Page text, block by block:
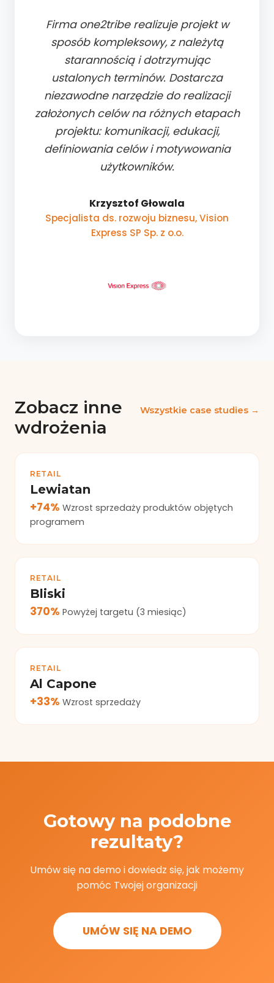
Firma one2tribe realizuje projekt w
sposób kompleksowy, z należytą
starannością i dotrzymując
ustalonych terminów. Dostarcza
niezawodne narzędzie do realizacji
założonych celów na różnych etapach
projektu: komunikacji, edukacji,
definiowania celów i motywowania
użytkowników.
Krzysztof Głowala
Specjalista ds. rozwoju biznesu, Vision
Express SP Sp. z o.o.
Zobacz inne
wdrożenia
Wszystkie case studies →
RETAIL
Lewiatan
+74% Wzrost sprzedaży produktów objętych
programem
RETAIL
Bliski
370% Powyżej targetu (3 miesiąc)
RETAIL
Al Capone
+33% Wzrost sprzedaży
Gotowy na podobne
rezultaty?
Umów się na demo i dowiedz się, jak możemy
pomóc Twojej organizacji
UMÓW SIĘ NA DEMO